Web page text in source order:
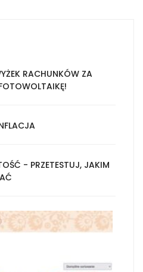
RACHUNKÓW ZA
- PRZETESTUJ, JAKIM